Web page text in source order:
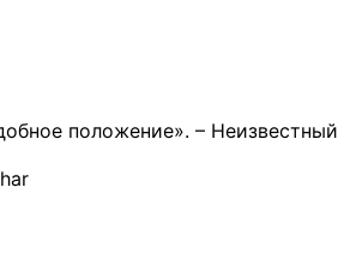
положение». – Неизвестный